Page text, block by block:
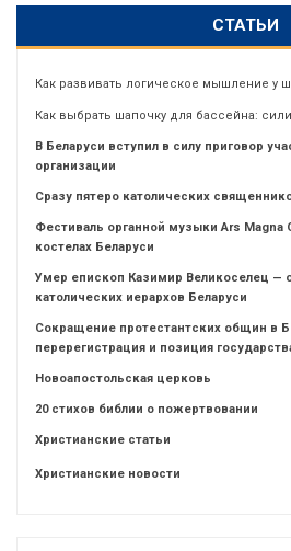
СТАТЬИ
Как развивать логическое мышление у
Как выбрать шапочку для бассейна:
В Беларуси вступил в силу приговор
организации
Сразу пятеро католических
Фестиваль органной музыки Ars Magna
костелах Беларуси
Умер епископ Казимир Великоселец —
католических иерархов Беларуси
Сокращение протестантских общин в
перерегистрация и позиция
Новоапостольская церковь
20 стихов библии о пожертвовании
Христианские статьи
Христианские новости